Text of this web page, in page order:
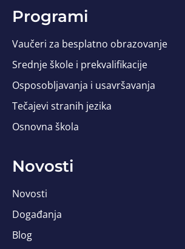
Programi
Vaučeri za besplatno obrazovanje
Srednje škole i prekvalifikacije
Osposobljavanja i usavršavanja
Tečajevi stranih jezika
Osnovna škola
Novosti
Novosti
Događanja
Blog